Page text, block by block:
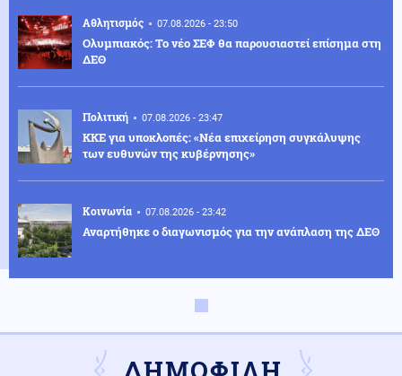
Αθλητισμός 07.08.2026 - 23:50
Ολυμπιακός: Το νέο ΣΕΦ θα παρουσιαστεί επίσημα στη
ΔΕΘ
Πολιτική 07.08.2026 - 23:47
ΚΚΕ για υποκλοπές: «Νέα επιχείρηση συγκάλυψης
των ευθυνών της κυβέρνησης»
Κοινωνία 07.08.2026 - 23:42
Αναρτήθηκε ο διαγωνισμός για την ανάπλαση της ΔΕΘ